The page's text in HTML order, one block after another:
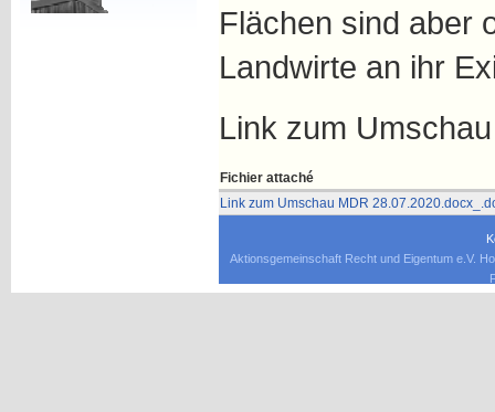
Flächen sind aber
Landwirte an ihr
Link zum
Fichier attaché
Link zum Umschau MDR
Aktionsgemeinschaft Recht und Eigentum e.V.